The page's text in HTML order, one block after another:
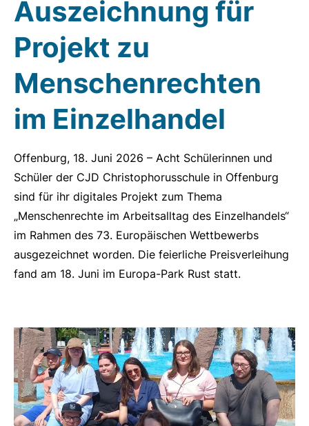
Auszeichnung für
Projekt zu
Menschenrechten
im Einzelhandel
Offenburg, 18. Juni 2026 – Acht Schülerinnen und
Schüler der CJD Christophorusschule in Offenburg
sind für ihr digitales Projekt zum Thema
„Menschenrechte im Arbeitsalltag des Einzelhandels“
im Rahmen des 73. Europäischen Wettbewerbs
ausgezeichnet worden. Die feierliche Preisverleihung
fand am 18. Juni im Europa-Park Rust statt.